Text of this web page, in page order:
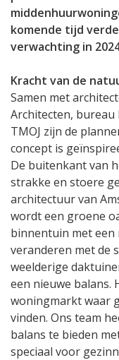
komende tijd
verwachting in
Kracht van de
Samen met
Architecten, bureau
TMOJ zijn de
concept is
De buitenkant van
strakke en stoere
architectuur van
wordt een groene
binnentuin met een
veranderen met de
weelderige
een nieuwe balans.
woningmarkt waar
vinden. Ons team
balans te bieden
speciaal voor